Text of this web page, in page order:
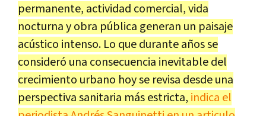
permanente, actividad comercial, vida
nocturna y obra pública generan un paisaje
acústico intenso. Lo que durante años se
consideró una consecuencia inevitable del
crecimiento urbano hoy se revisa desde una
perspectiva sanitaria más estricta, indica el